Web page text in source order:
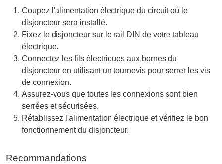
Coupez l'alimentation électrique du circuit où le
disjoncteur sera installé.
Fixez le disjoncteur sur le rail DIN de votre tableau
électrique.
Connectez les fils électriques aux bornes du
disjoncteur en utilisant un tournevis pour serrer les vis
de connexion.
Assurez-vous que toutes les connexions sont bien
serrées et sécurisées.
Rétablissez l'alimentation électrique et vérifiez le bon
fonctionnement du disjoncteur.
Recommandations